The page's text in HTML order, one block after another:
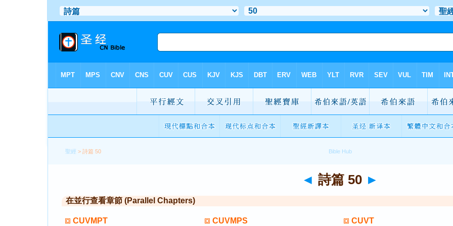
聖經 > 詩篇 50
◄ 詩篇 50 ►
在並行查看章節 (Parallel Chapters)
CUVMPT CUVMPS CUVT